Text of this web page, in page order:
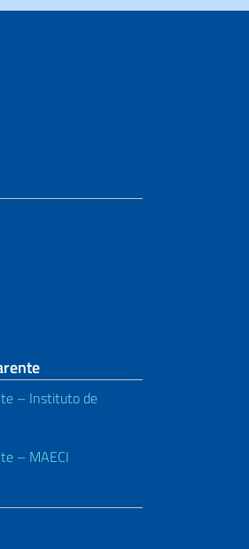
– Instituto de
– MAECI